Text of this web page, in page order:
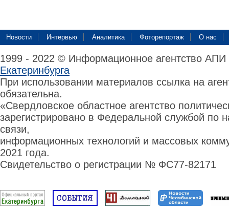
Новости Интервью Аналитика Фоторепортаж О нас
1999 - 2022 © Информационное агентство
Екатеринбурга
При использовании материалов ссылка на
обязательна.
«Свердловское областное агентство
зарегистрировано в Федеральной службой по
связи,
информационных технологий и массовых
2021 года.
Свидетельство о регистрации № ФС77-82171